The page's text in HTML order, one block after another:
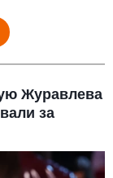
Журавлева
за